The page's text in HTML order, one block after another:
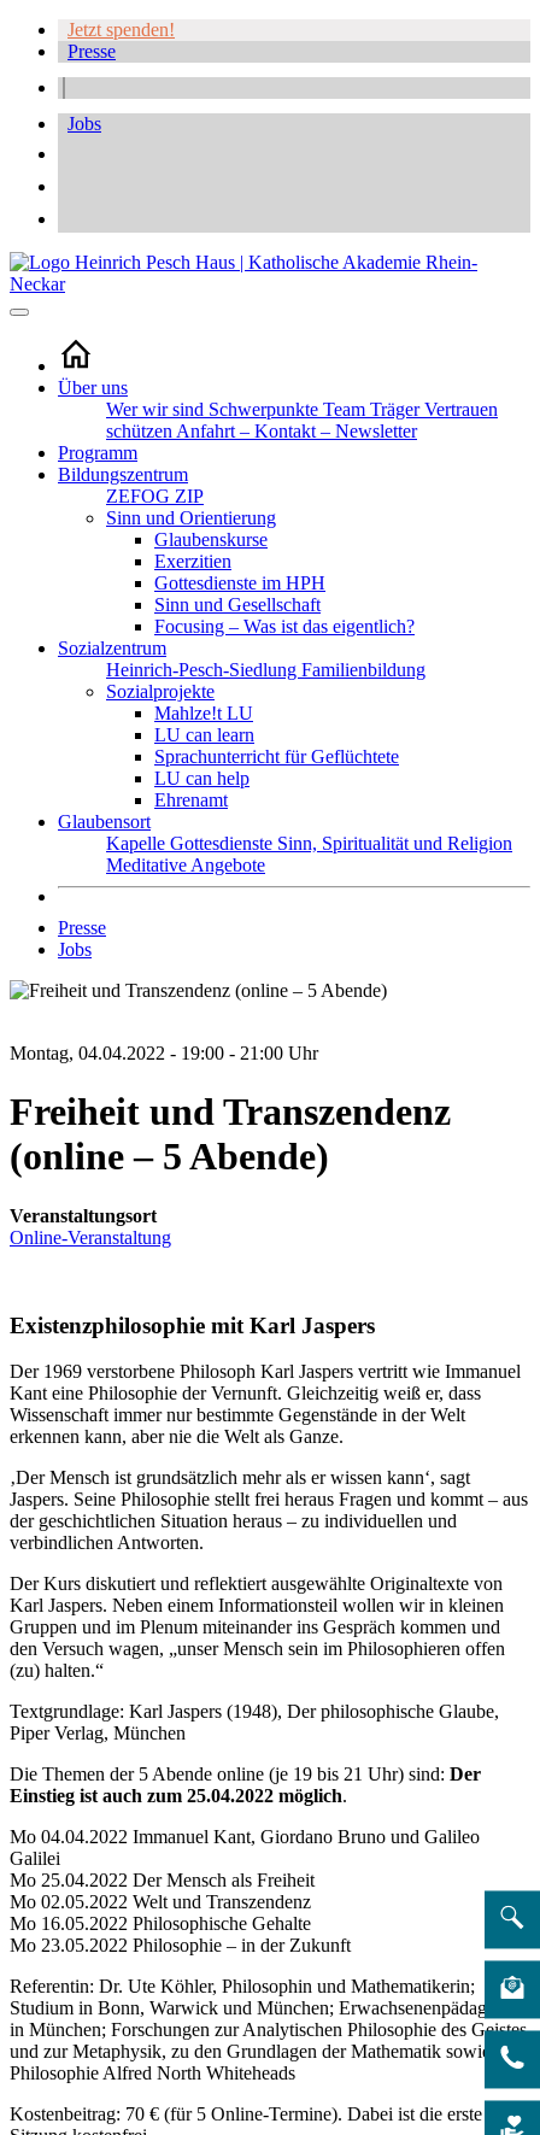
Jetzt spenden!
Presse
Jobs
Über uns
Wer wir sind Schwerpunkte Team TrägerVertrauen
schützen Anfahrt – Kontakt – Newsletter
Programm
Bildungszentrum
ZEFOG ZIP
Sinn und Orientierung
Glaubenskurse
Exerzitien
Gottesdienste im HPH
Sinn und Gesellschaft
Focusing – Was ist das eigentlich?
Sozialzentrum
Heinrich-Pesch-Siedlung Familienbildung
Sozialprojekte
Mahlze!t LU
LU can learn
Sprachunterricht für Geflüchtete
LU can help
Ehrenamt
Glaubensort
Kapelle Gottesdienste Sinn, Spiritualität und Religion
Meditative Angebote
Presse
Jobs
Montag, 04.04.2022 - 19:00 - 21:00 Uhr
Freiheit und Transzendenz
(online – 5 Abende)
Veranstaltungsort
Online-Veranstaltung
Existenzphilosophie mit Karl Jaspers
Der 1969 verstorbene Philosoph Karl Jaspers vertritt wie Immanuel
Kant eine Philosophie der Vernunft. Gleichzeitig weiß er, dass
Wissenschaft immer nur bestimmte Gegenstände in der Welt
erkennen kann, aber nie die Welt als Ganze.
‚Der Mensch ist grundsätzlich mehr als er wissen kann‘, sagt
Jaspers. Seine Philosophie stellt frei heraus Fragen und kommt – aus
der geschichtlichen Situation heraus – zu individuellen und
verbindlichen Antworten.
Der Kurs diskutiert und reflektiert ausgewählte Originaltexte von
Karl Jaspers. Neben einem Informationsteil wollen wir in kleinen
Gruppen und im Plenum miteinander ins Gespräch kommen und
den Versuch wagen, „unser Mensch sein im Philosophieren offen
(zu) halten.“
Textgrundlage: Karl Jaspers (1948), Der philosophische Glaube,
Piper Verlag, München
Die Themen der 5 Abende online (je 19 bis 21 Uhr) sind: Der
Einstieg ist auch zum 25.04.2022 möglich.
Mo 04.04.2022 Immanuel Kant, Giordano Bruno und Galileo
Galilei
Mo 25.04.2022 Der Mensch als Freiheit
Mo 02.05.2022 Welt und Transzendenz
Mo 16.05.2022 Philosophische Gehalte
Mo 23.05.2022 Philosophie – in der Zukunft
Referentin: Dr. Ute Köhler, Philosophin und Mathematikerin;
Studium in Bonn, Warwick und München; Erwachsenenpädagogin
in München; Forschungen zur Analytischen Philosophie des Geistes
und zur Metaphysik, zu den Grundlagen der Mathematik sowie zur
Philosophie Alfred North Whiteheads
Kostenbeitrag: 70 € (für 5 Online-Termine). Dabei ist die erste